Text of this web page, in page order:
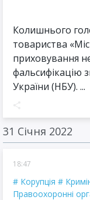
Колишнього
товариства
приховування
фальсифікацію
України (НБУ). ...
31 Січня 2022
18:47
Корупція
Правоохоронні